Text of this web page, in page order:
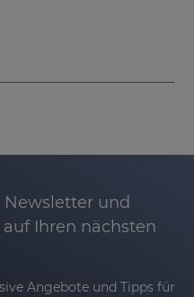
und
Ihren nächsten
Angebote und Tipps für